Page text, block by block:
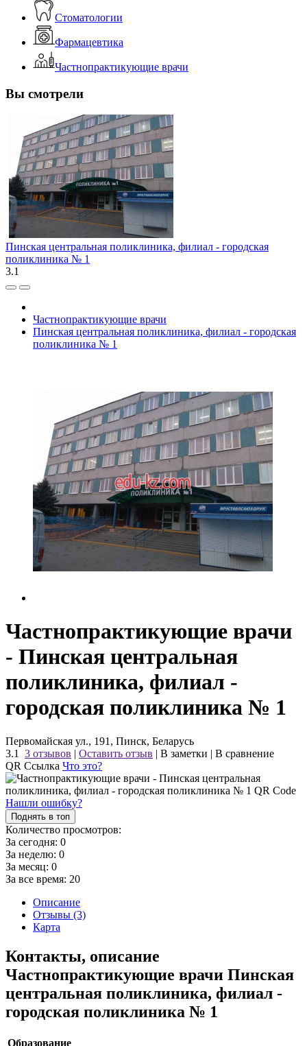
Стоматологии
Фармацевтика
Частнопрактикующие врачи
Вы смотрели
Пинская центральная поликлиника, филиал - городская
поликлиника № 1
3.1
Частнопрактикующие врачи
Пинская центральная поликлиника, филиал - городская
поликлиника № 1
Частнопрактикующие врачи
- Пинская центральная
поликлиника, филиал -
городская поликлиника № 1
Первомайская ул., 191, Пинск, Беларусь
3.1
3 отзывов | Оставить отзыв | В заметки | В сравнение
QR Ссылка Что это?
Нашли ошибку?
Поднять в топ
Количество просмотров:
За сегодня: 0
За неделю: 0
За месяц: 0
За все время: 20
Описание
Отзывы (3)
Карта
Контакты, описание
Частнопрактикующие врачи Пинская
центральная поликлиника, филиал -
городская поликлиника № 1
Образование